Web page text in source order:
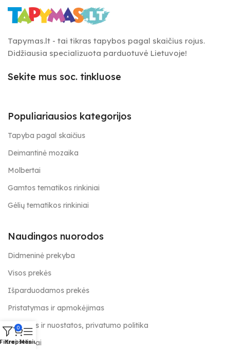
Tapymas.lt - tai tikras tapybos pagal skaičius rojus.
Didžiausia specializuota parduotuvė Lietuvoje!
Sekite mus soc. tinkluose
Populiariausios kategorijos
Tapyba pagal skaičius
Deimantinė mozaika
Molbertai
Gamtos tematikos rinkiniai
Gėlių tematikos rinkiniai
Naudingos nuorodos
Didmeninė prekyba
Visos prekės
Išparduodamos prekės
Pristatymas ir apmokėjimas
Taisyklės ir nuostatos, privatumo politika
Kontaktai
0
Krepšelis
Meniu